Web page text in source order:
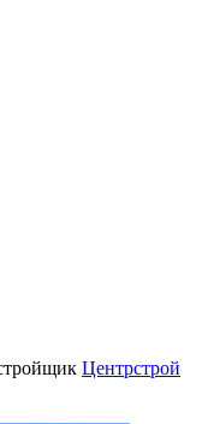
Центрстрой